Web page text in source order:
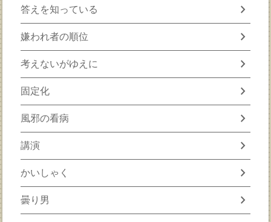
答えを知っている chevron_right
嫌われ者の順位 chevron_right
考えないがゆえに chevron_right
固定化 chevron_right
風邪の看病 chevron_right
講演 chevron_right
かいしゃく chevron_right
曇り男 chevron_right